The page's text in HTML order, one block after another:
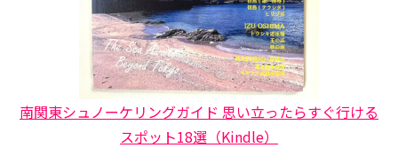
南関東シュノーケリングガイド 思い立ったらすぐ行ける
スポット18選（Kindle）